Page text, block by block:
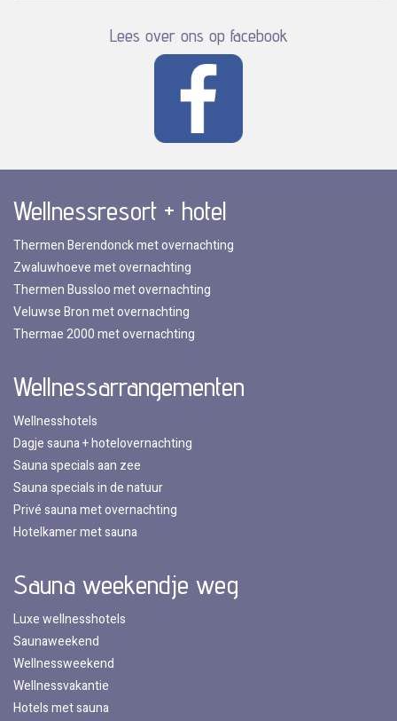
Lees over ons op facebook
Wellnessresort + hotel
Thermen Berendonck met overnachting
Zwaluwhoeve met overnachting
Thermen Bussloo met overnachting
Veluwse Bron met overnachting
Thermae 2000 met overnachting
Wellnessarrangementen
Wellnesshotels
Dagje sauna + hotelovernachting
Sauna specials aan zee
Sauna specials in de natuur
Privé sauna met overnachting
Hotelkamer met sauna
Sauna weekendje weg
Luxe wellnesshotels
Saunaweekend
Wellnessweekend
Wellnessvakantie
Hotels met sauna